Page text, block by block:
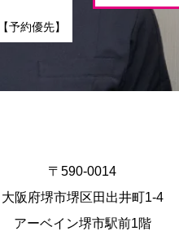
予約優先】
〒590-0014
大阪府堺市堺区田出井町1-4
アーベイン堺市駅前1階